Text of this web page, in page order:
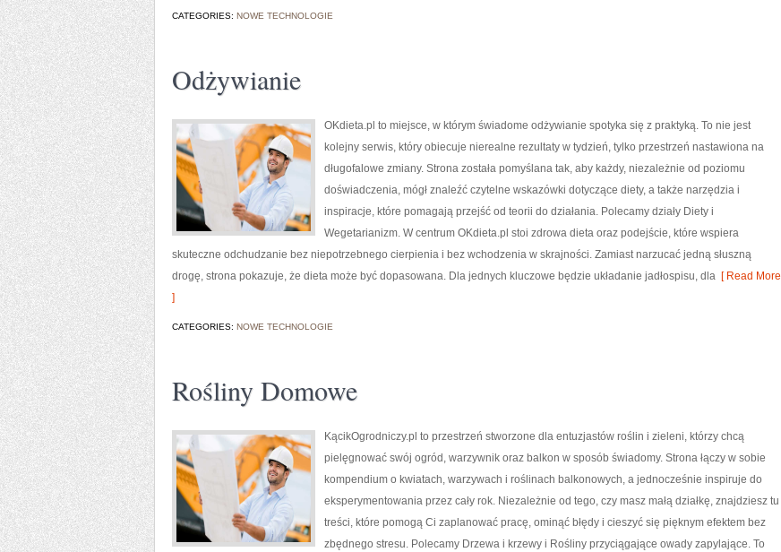
CATEGORIES: NOWE TECHNOLOGIE
Odżywianie
OKdieta.pl to miejsce, w którym świadome odżywianie spotyka się z praktyką. To nie jest
kolejny serwis, który obiecuje nierealne rezultaty w tydzień, tylko przestrzeń nastawiona na
długofalowe zmiany. Strona została pomyślana tak, aby każdy, niezależnie od poziomu
doświadczenia, mógł znaleźć czytelne wskazówki dotyczące diety, a także narzędzia i
inspiracje, które pomagają przejść od teorii do działania. Polecamy działy Diety i
Wegetarianizm. W centrum OKdieta.pl stoi zdrowa dieta oraz podejście, które wspiera
skuteczne odchudzanie bez niepotrzebnego cierpienia i bez wchodzenia w skrajności. Zamiast narzucać jedną słuszną
drogę, strona pokazuje, że dieta może być dopasowana. Dla jednych kluczowe będzie układanie jadłospisu, dla [ Read More
]
CATEGORIES: NOWE TECHNOLOGIE
Rośliny Domowe
KącikOgrodniczy.pl to przestrzeń stworzone dla entuzjastów roślin i zieleni, którzy chcą
pielęgnować swój ogród, warzywnik oraz balkon w sposób świadomy. Strona łączy w sobie
kompendium o kwiatach, warzywach i roślinach balkonowych, a jednocześnie inspiruje do
eksperymentowania przez cały rok. Niezależnie od tego, czy masz małą działkę, znajdziesz tu
treści, które pomogą Ci zaplanować pracę, ominąć błędy i cieszyć się pięknym efektem bez
zbędnego stresu. Polecamy Drzewa i krzewy i Rośliny przyciągające owady zapylające. To